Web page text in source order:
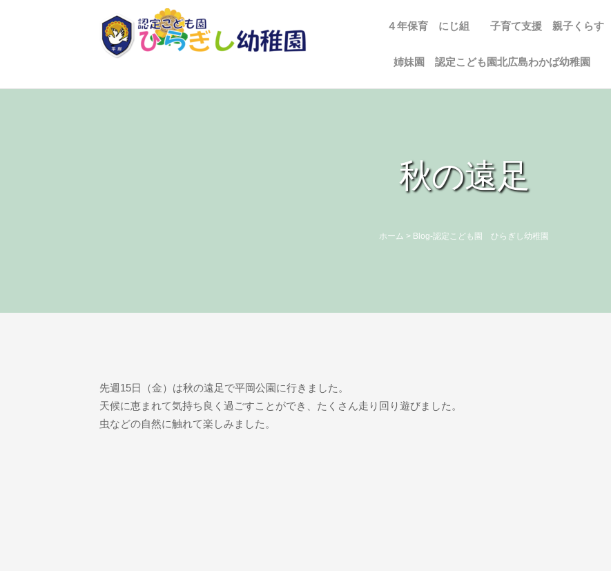
子育て支援 親子くらす
４年保育 にじ組
姉妹園 認定こども園北広島わかば幼稚園
秋の遠足
ホーム > Blog-認定こども園 ひらぎし幼稚園
先週15日（金）は秋の遠足で平岡公園に行きました。
天候に恵まれて気持ち良く過ごすことができ、たくさん走り回り遊びました。
虫などの自然に触れて楽しみました。